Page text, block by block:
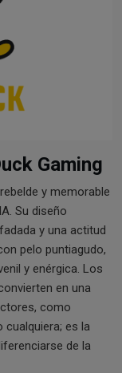
Gaming
y memorable
Su diseño
y una actitud
pelo puntiagudo,
y enérgica. Los
en una
como
es la
de la